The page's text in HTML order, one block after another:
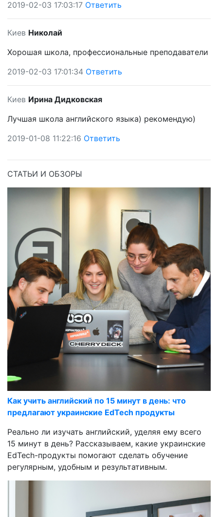
2019-02-03 17:03:17 Ответить
Киев Николай
Хорошая школа, профессиональные преподаватели
2019-02-03 17:01:34 Ответить
Киев Ирина Дидковская
Лучшая школа английского языка) рекомендую)
2019-01-08 11:22:16 Ответить
СТАТЬИ И ОБЗОРЫ
Как учить английский по 15 минут в день: что
предлагают украинские EdTech продукты
Реально ли изучать английский, уделяя ему всего
15 минут в день? Рассказываем, какие украинские
EdTech-продукты помогают сделать обучение
регулярным, удобным и результативным.